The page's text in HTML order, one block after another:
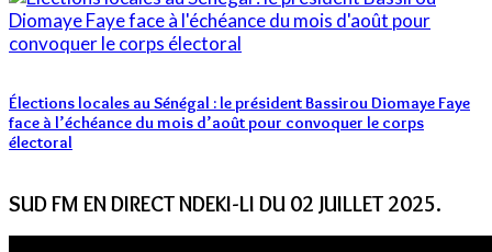
Élections locales au Sénégal : le président Bassirou Diomaye Faye
face à l’échéance du mois d’août pour convoquer le corps
électoral
SUD FM EN DIRECT NDEKI-LI DU 02 JUILLET 2025.